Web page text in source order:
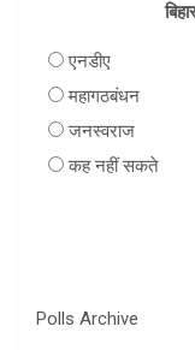
एनडीए
महागठबंधन
जनस्वराज
कह नहीं सकते
Polls Archive